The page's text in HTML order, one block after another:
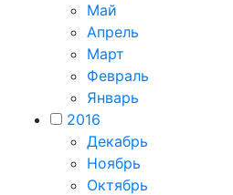
Май
Апрель
Март
Февраль
Январь
2016
Декабрь
Ноябрь
Октябрь